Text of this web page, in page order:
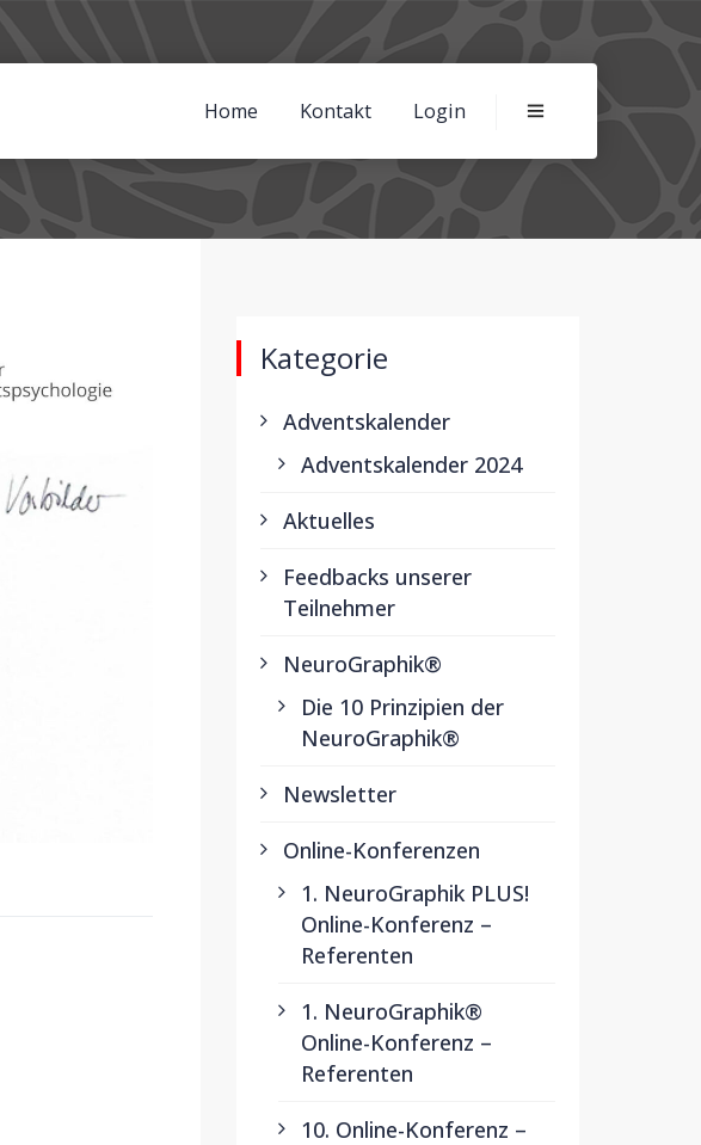
Home Kontakt Login
Kategorie
Adventskalender
Adventskalender 2024
Aktuelles
Feedbacks unserer
Teilnehmer
NeuroGraphik®
Die 10 Prinzipien der
NeuroGraphik®
Newsletter
Online-Konferenzen
1. NeuroGraphik PLUS!
Online-Konferenz –
Referenten
1. NeuroGraphik®
Online-Konferenz –
Referenten
10. Online-Konferenz –